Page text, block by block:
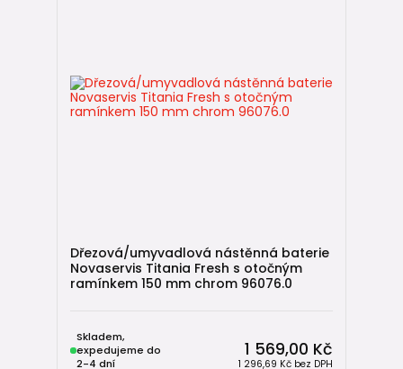
Dřezová/umyvadlová nástěnná baterie
Novaservis Titania Fresh s otočným
ramínkem 150 mm chrom 96076.0
1 569,00 Kč
1 296,69 Kč bez DPH
Skladem,
expedujeme do
2-4 dní